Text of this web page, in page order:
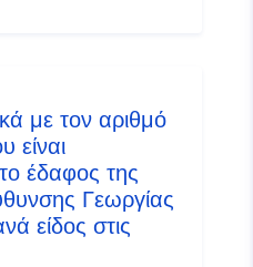
με τον αριθμό
είναι
έδαφος της
Γεωργίας
είδος στις